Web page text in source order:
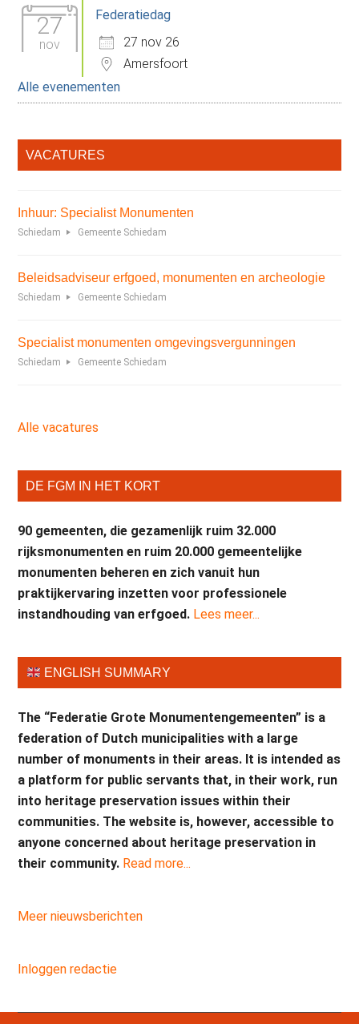
27
nov
Federatiedag
27 nov 26
Amersfoort
Alle evenementen
VACATURES
Inhuur: Specialist Monumenten
Schiedam Gemeente Schiedam
Beleidsadviseur erfgoed, monumenten en archeologie
Schiedam Gemeente Schiedam
Specialist monumenten omgevingsvergunningen
Schiedam Gemeente Schiedam
Alle vacatures
DE FGM IN HET KORT
90 gemeenten, die gezamenlijk ruim 32.000
rijksmonumenten en ruim 20.000 gemeentelijke
monumenten beheren en zich vanuit hun
praktijkervaring inzetten voor professionele
instandhouding van erfgoed. Lees meer...
ENGLISH SUMMARY
The “Federatie Grote Monumentengemeenten” is a
federation of Dutch municipalities with a large
number of monuments in their areas. It is intended as
a platform for public servants that, in their work, run
into heritage preservation issues within their
communities. The website is, however, accessible to
anyone concerned about heritage preservation in
their community. Read more...
Meer nieuwsberichten
Inloggen redactie